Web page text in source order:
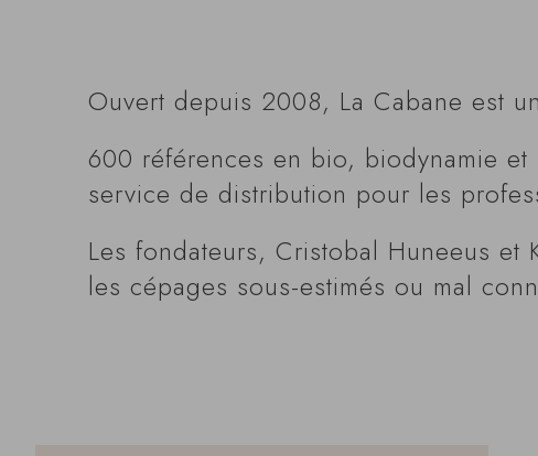
Ouvert depuis 2008, La Cabane est
600 références en bio, biodynamie
service de distribution pour les
Les fondateurs, Cristobal Huneeus et
les cépages sous-estimés ou mal